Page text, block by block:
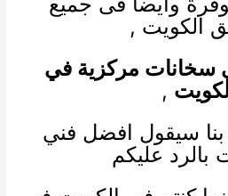
الكويت ,
سخانات مركزية في
الكويت ,
بنا سيقول افضل فني
بالرد عليكم